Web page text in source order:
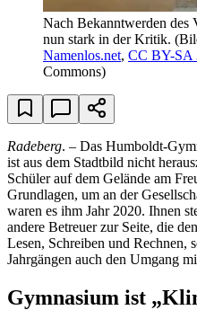
Nach Bekanntwerden des
nun stark in der Kritik.
Namenlos.net, CC BY-SA
Commons)
Radeberg. – Das Humboldt-
ist aus dem Stadtbild nicht
Schüler auf dem Gelände am
Grundlagen, um an der
waren es ihm Jahr 2020. Ihnen
andere Betreuer zur Seite, die
Lesen, Schreiben und Rechnen,
Jahrgängen auch den Umgang
Gymnasium ist